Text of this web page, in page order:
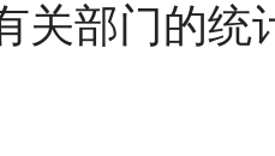
关部门的统